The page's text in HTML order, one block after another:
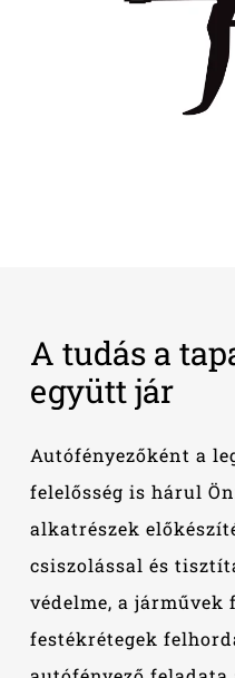
A tudás a
együttjár
Autófényezőként a
felelősség is hárul
alkatrészek
csiszolással és
védelme, a járművek
festékrétegek